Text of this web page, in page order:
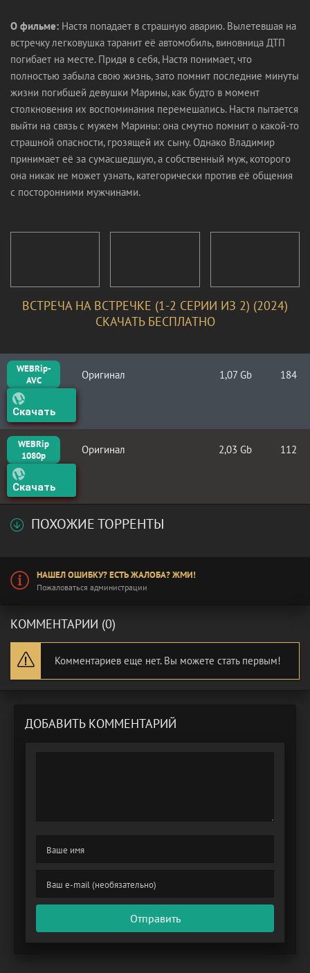
О фильме: Настя попадает в страшную аварию. Вылетевшая на
встречку легковушка таранит её автомобиль, виновница ДТП
погибает на месте. Придя в себя, Настя понимает, что
полностью забыла свою жизнь, зато помнит последние минуты
жизни погибшей девушки Марины, как будто в момент
столкновения их воспоминания перемешались. Настя пытается
выйти на связь с мужем Марины: она смутно помнит о какой-то
страшной опасности, грозящей их сыну. Однако Владимир
принимает её за сумасшедшую, а собственный муж, которого
она никак не может узнать, категорически против её общения
с посторонними мужчинами.
ВСТРЕЧА НА ВСТРЕЧКЕ (1-2 СЕРИИ ИЗ 2) (2024)
СКАЧАТЬ БЕСПЛАТНО
WEBRip-
AVC
Оригинал 1,07 Gb 184
Скачать
WEBRip
1080p
Оригинал 2,03 Gb 112
Скачать
ПОХОЖИЕ ТОРРЕНТЫ
НАШЕЛ ОШИБКУ? ЕСТЬ ЖАЛОБА? ЖМИ!
Пожаловаться администрации
КОММЕНТАРИИ (0)
Комментариев еще нет. Вы можете стать первым!
ДОБАВИТЬ КОММЕНТАРИЙ
Отправить